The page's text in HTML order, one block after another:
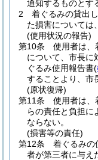
通知するものとす
2
着ぐるみの貸出
た損害については
(使用状況の報告)
第10条
使用者は、
について、市長に
ぐるみ使用報告書(
することより、市
(原状復帰)
第11条
使用者は、
らの責任と負担に
ならない。
(損害等の責任)
第12条
着ぐるみの
者が第三者に与え